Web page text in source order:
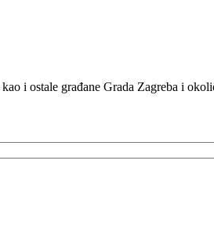
i ostale građane Grada Zagreba i